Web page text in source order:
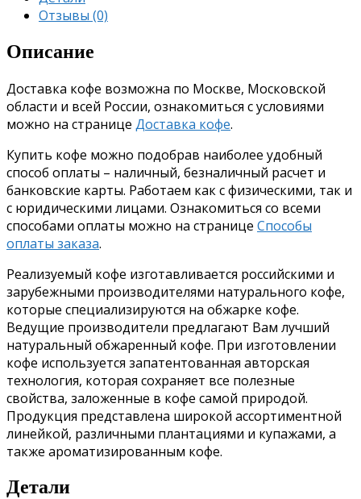
Отзывы (0)
Описание
Доставка кофе возможна по Москве, Московской
области и всей России, ознакомиться с условиями
можно на странице Доставка кофе.
Купить кофе можно подобрав наиболее удобный
способ оплаты – наличный, безналичный расчет и
банковские карты. Работаем как с физическими, так и
с юридическими лицами. Ознакомиться со всеми
способами оплаты можно на странице Способы
оплаты заказа.
Реализуемый кофе изготавливается российскими и
зарубежными производителями натурального кофе,
которые специализируются на обжарке кофе.
Ведущие производители предлагают Вам лучший
натуральный обжаренный кофе. При изготовлении
кофе используется запатентованная авторская
технология, которая сохраняет все полезные
свойства, заложенные в кофе самой природой.
Продукция представлена широкой ассортиментной
линейкой, различными плантациями и купажами, а
также ароматизированным кофе.
Детали